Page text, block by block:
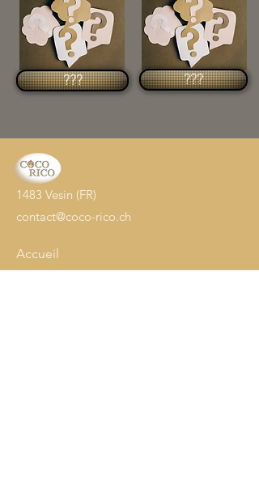
??? ???
1483 Vesin (FR)
contact@coco-rico.ch
Accueil